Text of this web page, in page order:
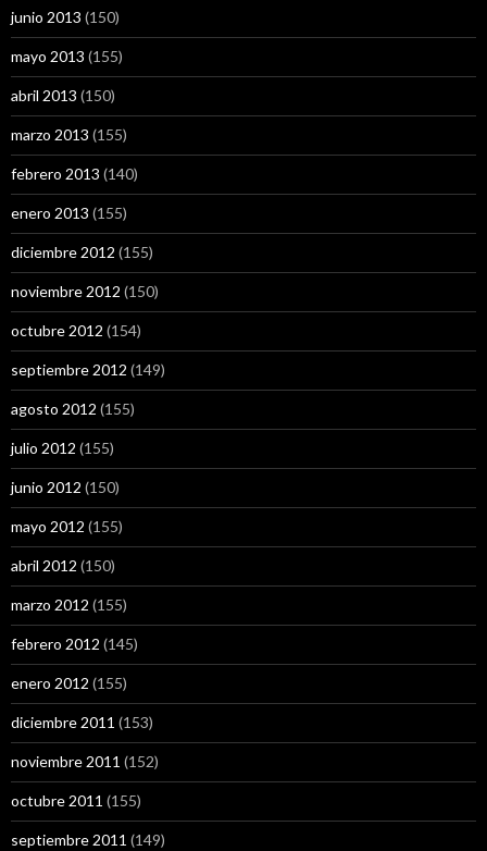
junio 2013 (150)
mayo 2013 (155)
abril 2013 (150)
marzo 2013 (155)
febrero 2013 (140)
enero 2013 (155)
diciembre 2012 (155)
noviembre 2012 (150)
octubre 2012 (154)
septiembre 2012 (149)
agosto 2012 (155)
julio 2012 (155)
junio 2012 (150)
mayo 2012 (155)
abril 2012 (150)
marzo 2012 (155)
febrero 2012 (145)
enero 2012 (155)
diciembre 2011 (153)
noviembre 2011 (152)
octubre 2011 (155)
septiembre 2011 (149)